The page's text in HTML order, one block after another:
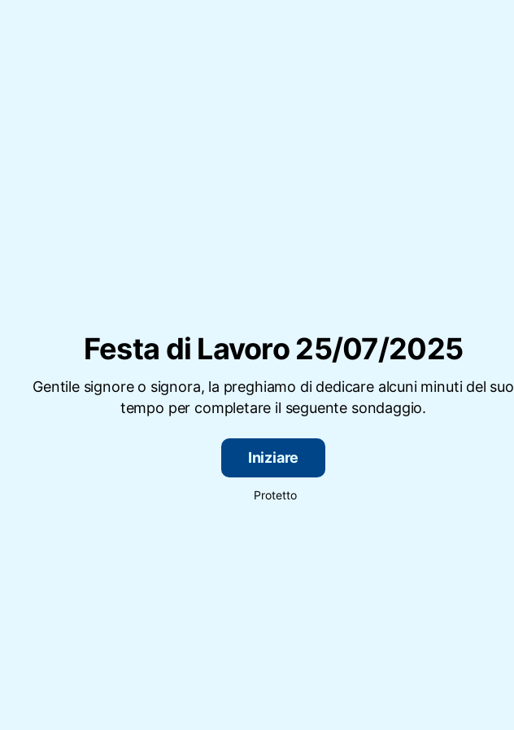
Festa di Lavoro 25/07/2025
Gentile signore o signora, la preghiamo di dedicare alcuni minuti del suo
tempo per completare il seguente sondaggio.
Iniziare
Protetto